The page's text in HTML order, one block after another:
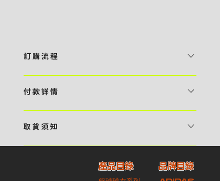
訂 購 流 程
預 約 〉，參看官網上的商品目錄和作品照片去選擇心儀的款式，同時可
報價 貴客可透過電郵方式或 WhatsApp 平台提交定製資料，4AM 團
相關價目，貴客最終確認後將獲取正式完整單據，請安排繳付貨款訂金以
啟動貨品製作 4 / 商品印製 訂金核實後，4AM 團隊將隨即開始製作 5
付 款 詳 情
・ Payme ・ 現金機入數 ・ 銀行櫃檯入數 ・ ATM自動櫃員機轉帳 ・
交易單據。如貴客欲更改電郵地址，請與 4AM 團隊聯絡 - 貴客的付款
記錄可透過電郵 或 WhatsApp平台（ 請註明訂單編號 ）交予4AM 團
取 貨 須 知
請與4AM團隊職員聯絡預約取貨時間｜​ ・ GoGoVan ｜即日完成配送
服務｜運費由貴客現金支付司機｜ ・ 順豐速運 ｜貨件運送需要多於2－
產品目錄 品牌目錄